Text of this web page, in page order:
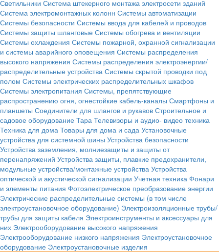
Светильники Система штекерного монтажа электросети зданий
Система электромонтажных колонн Системы автоматизации
Системы безопасности Системы ввода для кабелей и проводов
Системы защиты шланговые Системы обогрева и вентиляции
Системы охлаждения Системы пожарной, охранной сигнализации
и системы аварийного оповещения Системы распределения
высокого напряжения Системы распределения электроэнергии/
распределительные устройства Системы скрытой проводки под
полом Системы электрических распределительных шкафов
Системы электропитания Системы, препятствующие
распространению огня, огнестойкие кабель-каналы Смартфоны и
планшеты Соединители для шлангов и рукавов Строительное и
садовое оборудование Тара Телевизоры и аудио- видео техника
Техника для дома Товары для дома и сада Установочные
устройства для системной шины Устройства безопасности
Устройства заземления, молниезащиты и защиты от
перенапряжений Устройства защиты, плавкие предохранители,
модульные устройства/монтажные устройства Устройства
оптической и акустической сигнализации Учетная техника Фонари
и элементы питания Фотоэлектрическое преобразование энергии
Электрические распределительные системы (в том числе
электроустановочное оборудование) Электроизоляционные трубы/
трубы для защиты кабеля Электроинструменты и аксессуары для
них Электрооборудование высокого напряжения
Электрооборудование низкого напряжения Электроустановочное
оборудование Электроустановочные изделия